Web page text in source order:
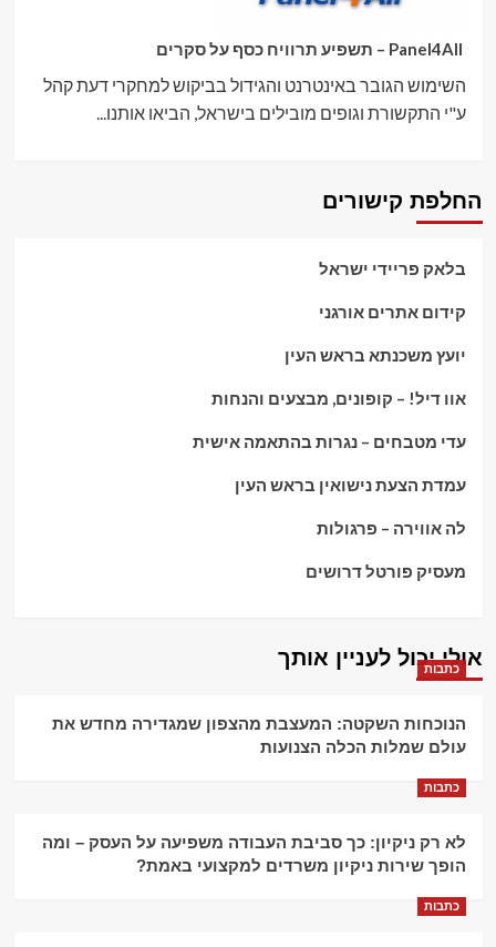
השימוש הגובר באינטרנט והגידול בביקוש למחקרי דעת קהל
ע"י התקשורת וגופים מובילים בישראל, הביאו אותנו...
החלפת קישורים
בלאק פריידי ישראל
קידום אתרים אורגני
יועץ משכנתא בראש העין
אוו דיל! – קופונים, מבצעים והנחות
עדי מטבחים – נגרות בהתאמה אישית
עמדת הצעת נישואין בראש העין
לה אווירה – פרגולות
מעסיק פורטל דרושים
אולי יכול לעניין אותך
כתבות
הנוכחות השקטה: המעצבת מהצפון שמגדירה מחדש את
עולם שמלות הכלה הצנועות
כתבות
לא רק ניקיון: כך סביבת העבודה משפיעה על העסק – ומה
הופך שירות ניקיון משרדים למקצועי באמת?
כתבות